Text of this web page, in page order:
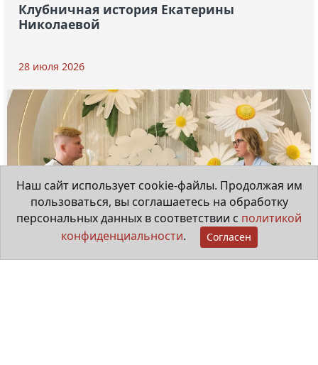
Клубничная история Екатерины
Николаевой
28 июля 2026
Наш сайт использует cookie-файлы. Продолжая им
пользоваться, вы соглашаетесь на обработку
персональных данных в соответствии с политикой
конфиденциальности. Согласен